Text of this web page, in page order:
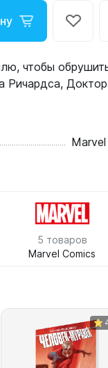
чтобы
Ричардса,
5 товаров
Marvel Comics